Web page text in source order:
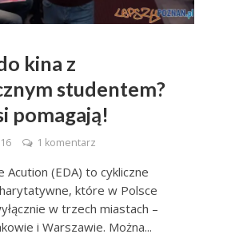
kina z
studentem?
pomagają!
1 komentarz
Acution (EDA) to cykliczne
które w Polsce
w trzech miastach –
i Warszawie. Można...